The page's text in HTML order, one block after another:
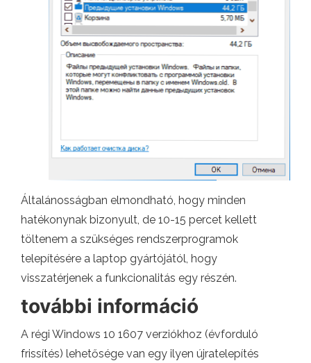
Általánosságban elmondható, hogy minden
hatékonynak bizonyult, de 10-15 percet kellett
töltenem a szükséges rendszerprogramok
telepítésére a laptop gyártójától, hogy
visszatérjenek a funkcionalitás egy részén.
további információ
A régi Windows 10 1607 verziókhoz (évforduló
frissítés) lehetősége van egy ilyen újratelepítés